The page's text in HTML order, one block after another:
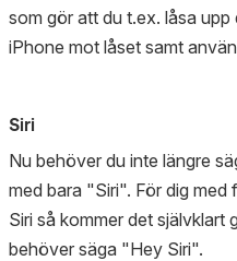
som gör att du t.ex. låsa
iPhone mot låset samt
Siri
Nu behöver du inte längre
med bara "Siri". För dig med
Siri så kommer det självklart
behöver säga "Hey Siri".